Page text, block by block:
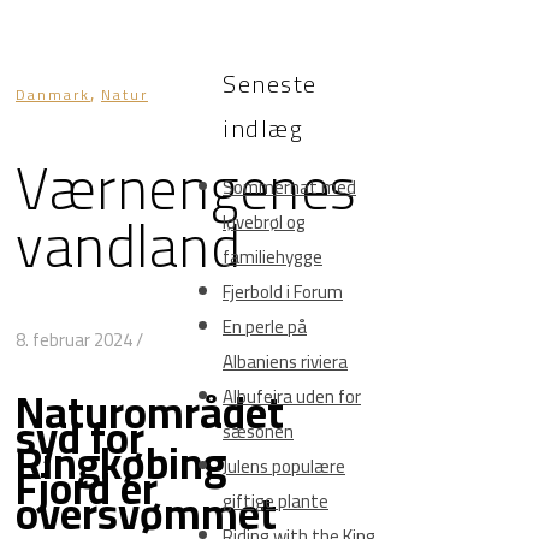
Danmark, Natur
Værnengenes
vandland
8. februar 2024/
Naturområdet
syd for
Ringkøbing
Fjord er
oversvømmet
Seneste
indlæg
Sommernat med
løvebrøl og
familiehygge
Fjerbold i Forum
En perle på
Albaniens riviera
Albufeira uden for
sæsonen
Julens populære
giftige plante